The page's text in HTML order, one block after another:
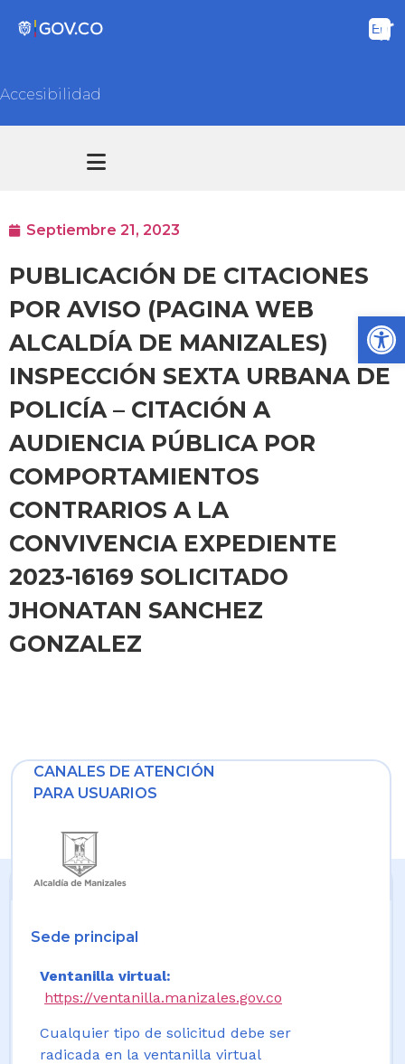
Accesibilidad
Septiembre 21, 2023
PUBLICACIÓN DE CITACIONES
POR AVISO (PAGINA WEB
ALCALDÍA DE MANIZALES)
INSPECCIÓN SEXTA URBANA DE
POLICÍA – CITACIÓN A
AUDIENCIA PÚBLICA POR
COMPORTAMIENTOS
CONTRARIOS A LA
CONVIVENCIA EXPEDIENTE
2023-16169 SOLICITADO
JHONATAN SANCHEZ
GONZALEZ
CANALES DE ATENCIÓN
PARA USUARIOS
Sede principal
Ventanilla virtual:
https://ventanilla.manizales.gov.co
Cualquier tipo de solicitud debe ser
radicada en la ventanilla virtual